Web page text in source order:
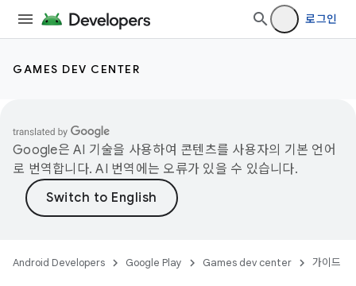
로그인
GAMES DEV CENTER
Google은 AI 기술을 사용하여 콘텐츠를 사용자의 기본 언어
로 번역합니다. AI 번역에는 오류가 있을 수 있습니다.
Android Developers Google Play Games dev center 가이드